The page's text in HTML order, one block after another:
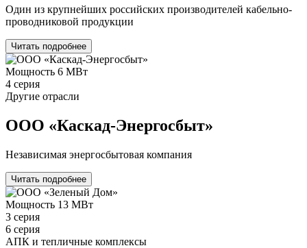
Один из крупнейших российских производителей кабельно-
проводниковой продукции
Читать подробнее
Мощность 6 МВт
4 серия
Другие отрасли
ООО «Каскад-Энергосбыт»
Независимая энергосбытовая компания
Читать подробнее
Мощность 13 МВт
3 серия
6 серия
АПК и тепличные комплексы